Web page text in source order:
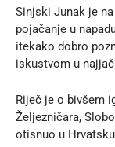
Sinjski Junak je
pojačanje u
itekako dobro
iskustvom u
Riječ je o bivšem
Željezničara,
otisnuo u